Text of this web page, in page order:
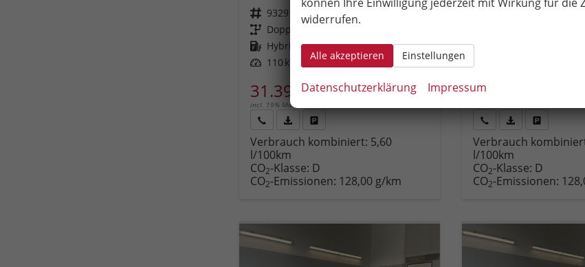
Fahrzeugnr. 93291
Getriebe Doppelkupplungsgetriebe (DSG)
Kraftstoff Hybrid Benzin
Leistung 110 kW (150 PS)
31.390,– €
incl. 19% MwSt.
anfordern
PDF-
Datei,
Fahrzeugexposé
drucken
Fahrzeug
drucken,
oder
vergleichen
Verbrauch kombiniert: 5,60
l/100km
CO2-Klasse: D
CO2-Emissionen: 128,00 g/km
35.090,– €
Rückruf
anfordern
PDF-
Datei,
Fahrzeugexposé
drucken
Fahrzeug
drucken,
oder
vergleichen
Verbrauch
l/100km
CO2-Klasse: D
CO2-Emissionen:
widerrufen.
Alle akzeptieren Einstellungen
Datenschutzerklärung Impressum